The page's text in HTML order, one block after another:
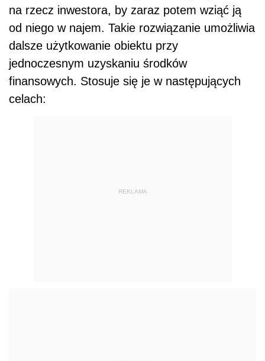
na rzecz inwestora, by zaraz potem wziąć ją
od niego w najem. Takie rozwiązanie umożliwia
dalsze użytkowanie obiektu przy
jednoczesnym uzyskaniu środków
finansowych. Stosuje się je w następujących
celach:
REKLAMA